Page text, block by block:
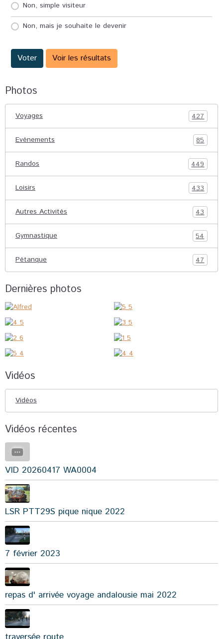
Non, simple visiteur
Non, mais je souhaite le devenir
Voter Voir les résultats
Photos
Voyages 427
Evénements 85
Randos 449
Loisirs 433
Autres Activités 43
Gymnastique 54
Pétanque 47
Dernières photos
Vidéos
Vidéos
Vidéos récentes
VID 20260417 WA0004
LSR PTT29S pique nique 2022
7 février 2023
repas d' arrivée voyage andalousie mai 2022